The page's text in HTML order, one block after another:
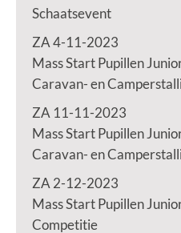
Schaatsevent
ZA 4-11-2023
Mass Start Pupillen
Caravan- en
ZA 11-11-2023
Mass Start Pupillen
Caravan- en
ZA 2-12-2023
Mass Start Pupillen
Competitie